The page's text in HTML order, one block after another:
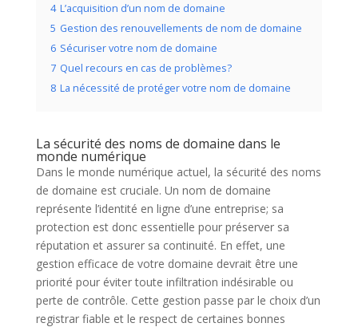
4 L’acquisition d’un nom de domaine
5 Gestion des renouvellements de nom de domaine
6 Sécuriser votre nom de domaine
7 Quel recours en cas de problèmes?
8 La nécessité de protéger votre nom de domaine
La sécurité des noms de domaine dans le
monde numérique
Dans le monde numérique actuel, la sécurité des noms
de domaine est cruciale. Un nom de domaine
représente l’identité en ligne d’une entreprise; sa
protection est donc essentielle pour préserver sa
réputation et assurer sa continuité. En effet, une
gestion efficace de votre domaine devrait être une
priorité pour éviter toute infiltration indésirable ou
perte de contrôle. Cette gestion passe par le choix d’un
registrar fiable et le respect de certaines bonnes